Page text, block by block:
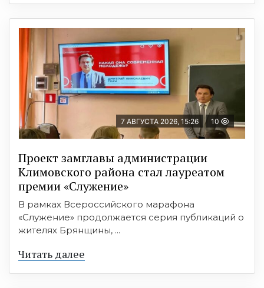
7 АВГУСТА 2026, 15:26 10
Проект замглавы администрации
Климовского района стал лауреатом
премии «Служение»
В рамках Всероссийского марафона
«Служение» продолжается серия публикаций о
жителях Брянщины, ...
Читать далее